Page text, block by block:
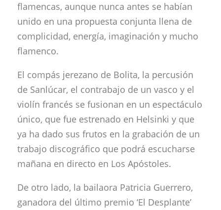
flamencas, aunque nunca antes se habían
unido en una propuesta conjunta llena de
complicidad, energía, imaginación y mucho
flamenco.
El compás jerezano de Bolita, la percusión
de Sanlúcar, el contrabajo de un vasco y el
violín francés se fusionan en un espectáculo
único, que fue estrenado en Helsinki y que
ya ha dado sus frutos en la grabación de un
trabajo discográfico que podrá escucharse
mañana en directo en Los Apóstoles.
De otro lado, la bailaora Patricia Guerrero,
ganadora del último premio ‘El Desplante’